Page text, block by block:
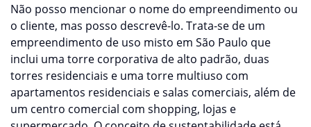
Não posso mencionar o nome do empreendimento ou
o cliente, mas posso descrevê-lo. Trata-se de um
empreendimento de uso misto em São Paulo que
inclui uma torre corporativa de alto padrão, duas
torres residenciais e uma torre multiuso com
apartamentos residenciais e salas comerciais, além de
um centro comercial com shopping, lojas e